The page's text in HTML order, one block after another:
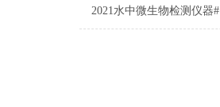
2021水中微生物检测仪器#